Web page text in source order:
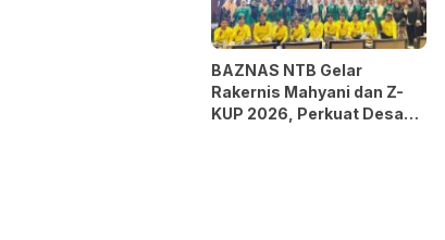
BAZNAS NTB Gelar
Rakernis Mahyani dan Z-
KUP 2026, Perkuat Desa